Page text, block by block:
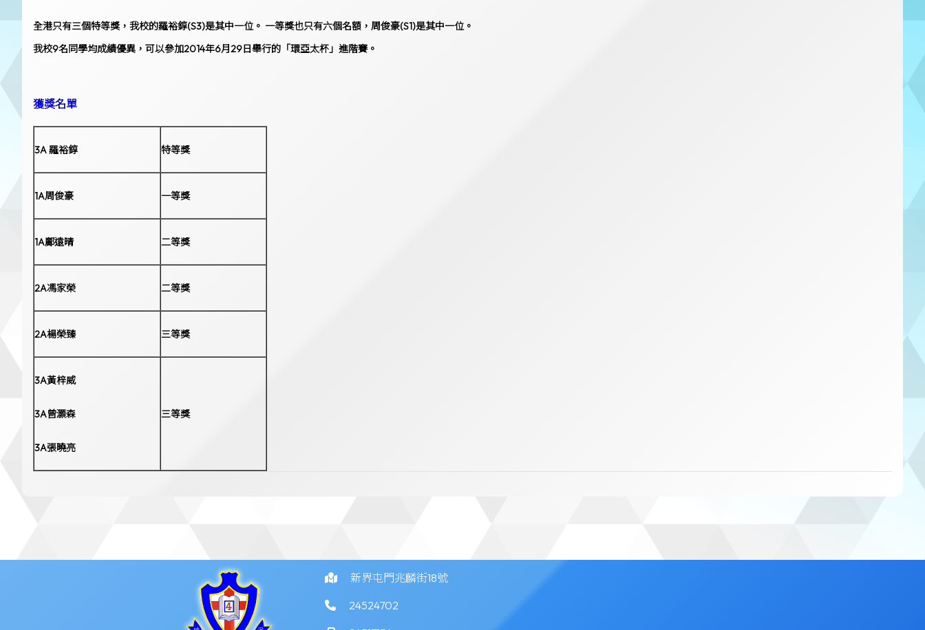
全港只有三個特等獎，我校的羅裕錞(S3)是其中一位。 一等獎也只有六個名額，周俊豪(S1)是其中一位。
我校9名同學均成績優異，可以參加2014年6月29日舉行的「環亞太杯」進階賽。
獲獎名單
3A 羅裕錞 特等獎
1A周俊豪 一等獎
1A鄺遠晴 二等獎
2A馮家榮 二等獎
2A楊榮臻 三等獎
3A黃梓威
3A曾灝森
3A張曉亮
三等獎
新界屯門兆麟街18號
24524702